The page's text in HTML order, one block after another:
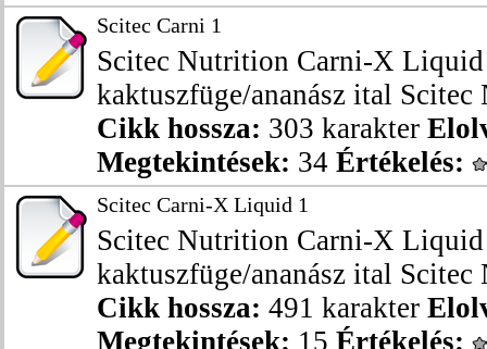
Scitec Carni 1
Scitec Nutrition Carni-X
kaktuszfüge/ananász ital
Cikk hossza: 303 karakter
Megtekintések: 34 Értékelés:
Scitec Carni-X Liquid 1
Scitec Nutrition Carni-X
kaktuszfüge/ananász ital
Cikk hossza: 491 karakter
Megtekintések: 15 Értékelés: